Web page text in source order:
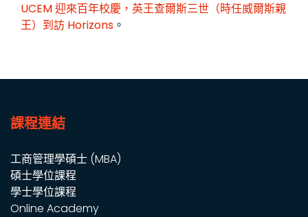
UCEM 迎來百年校慶，英王查爾斯三世（時任威爾斯親
王）到訪 Horizons 。
課程連結
工商管理學碩士 (MBA)
碩士學位課程
學士學位課程
Online Academy